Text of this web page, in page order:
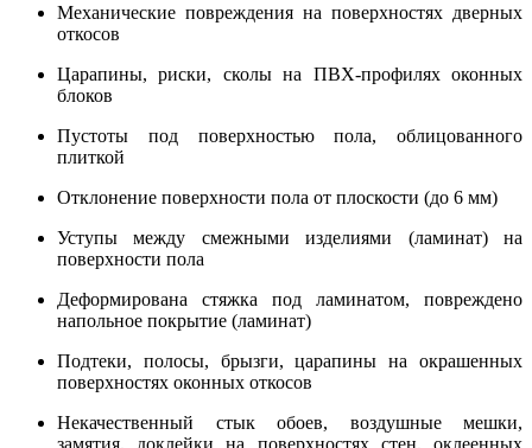
Механические повреждения на поверхностях дверных
откосов
Царапины, риски, сколы на ПВХ-профилях оконных
блоков
Пустоты под поверхностью пола, облицованного
плиткой
Отклонение поверхности пола от плоскости (до 6 мм)
Уступы между смежными изделиями (ламинат) на
поверхности пола
Деформирована стяжка под ламинатом, повреждено
напольное покрытие (ламинат)
Подтеки, полосы, брызги, царапины на окрашенных
поверхностях оконных откосов
Некачественный стык обоев, воздушные мешки,
замятия, доклейки на поверхностях стен, оклеенных